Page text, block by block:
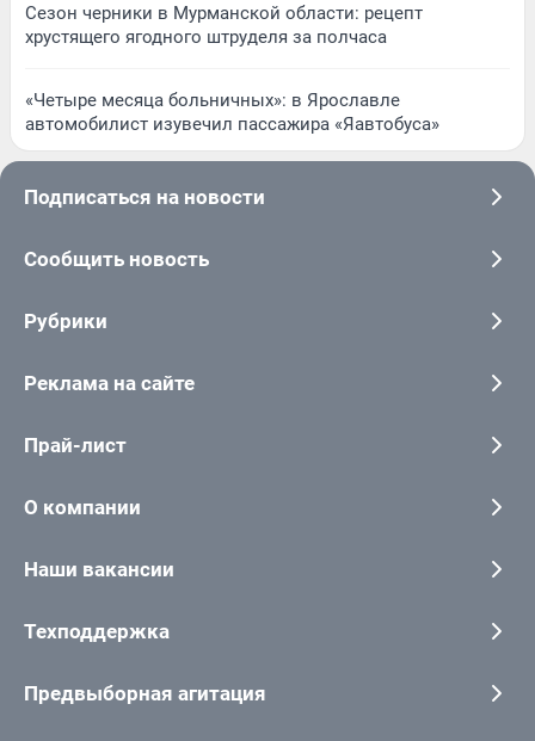
Сезон черники в Мурманской области: рецепт
хрустящего ягодного штруделя за полчаса
«Четыре месяца больничных»: в Ярославле
автомобилист изувечил пассажира «Яавтобуса»
Подписаться на новости
Сообщить новость
Рубрики
Реклама на сайте
Прай-лист
О компании
Наши вакансии
Техподдержка
Предвыборная агитация